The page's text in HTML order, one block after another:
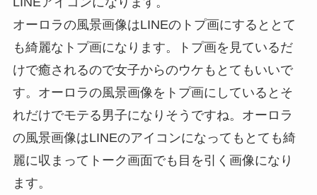
オーロラの風景画像はLINEのトプ画にするととて
も綺麗なトプ画になります。トプ画を見ているだ
けで癒されるので女子からのウケもとてもいいで
す。オーロラの風景画像をトプ画にしているとそ
れだけでモテる男子になりそうですね。オーロラ
の風景画像はLINEのアイコンになってもとても綺
麗に収まってトーク画面でも目を引く画像になり
ます。